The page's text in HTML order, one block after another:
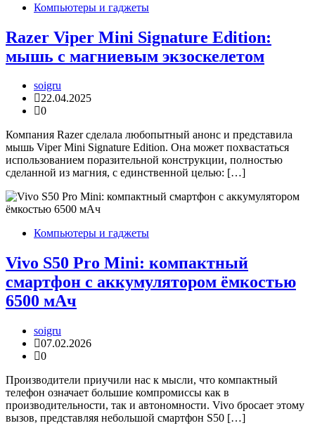
Компьютеры и гаджеты
Razer Viper Mini Signature Edition:
мышь с магниевым экзоскелетом
soigru
22.04.2025
0
Компания Razer сделала любопытный анонс и представила
мышь Viper Mini Signature Edition. Она может похвастаться
использованием поразительной конструкции, полностью
сделанной из магния, с единственной целью: […]
Компьютеры и гаджеты
Vivo S50 Pro Mini: компактный
смартфон с аккумулятором ёмкостью
6500 мАч
soigru
07.02.2026
0
Производители приучили нас к мысли, что компактный
телефон означает большие компромиссы как в
производительности, так и автономности. Vivo бросает этому
вызов, представляя небольшой смартфон S50 […]